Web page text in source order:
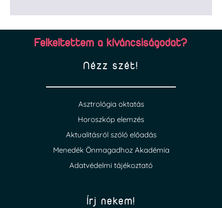
Felkeltettem a kíváncsiságodat?
Nézz szét!
Asztrológia oktatás
Horoszkóp elemzés
Aktualitásról szóló előadás
Menedék Önmagadhoz Akadémia
Adatvédelmi tájékoztató
Írj nekem!